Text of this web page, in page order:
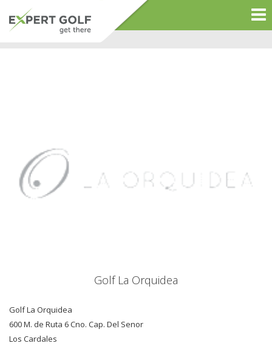
Golf La Orquidea
Golf La Orquidea
600 M. de Ruta 6 Cno. Cap. Del Senor
Los Cardales